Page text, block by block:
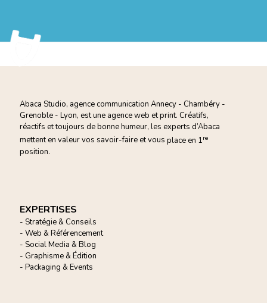
Abaca Studio, agence communication Annecy - Chambéry -
Grenoble - Lyon, est une agence web et print. Créatifs,
réactifs et toujours de bonne humeur, les experts d’Abaca
mettent en valeur vos savoir-faire et vous place en 1re
position.
EXPERTISES
- Stratégie & Conseils
- Web & Référencement
- Social Media & Blog
- Graphisme & Édition
- Packaging & Events